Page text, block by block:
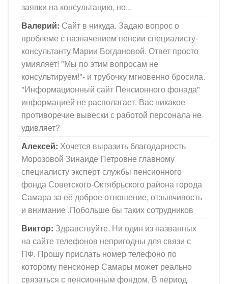
заявки на консультацию, но...
Валерий: Сайт в никуда. Задаю вопрос о
проблеме с назначением пенсии специалисту-
консультанту Марии Богдановой. Ответ просто
умияляет! "Мы по этим вопросам не
консультируем!"- и трубочку мгновенно бросила.
"Информационный сайт Пенсионного фонада"
информацией не располагает. Вас никакое
противоречие вывески с работой персонала не
удивляет?
Алексей: Хочется выразить благодарность
Морозовой Зинаиде Петровне главному
специалисту эксперт службы пенсионного
фонда Советского-Октябрьского района города
Самара за её доброе отношение, отзывчивость
и внимание .Побольше бы таких сотрудников
Виктор: Здравствуйте. Ни один из названных
на сайте телефонов непригодны для связи с
ПФ. Прошу прислать номер телефоно по
которому пенсионер Самары может реально
связаться с пенсионным фондом. В период